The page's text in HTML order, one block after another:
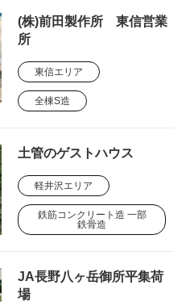
(株)前田製作所 東信営業
所
東信エリア
全棟S造
土管のゲストハウス
軽井沢エリア
鉄筋コンクリート造 一部
鉄骨造
JA長野八ヶ岳御所平集荷
場